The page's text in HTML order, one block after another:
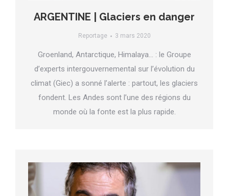
ARGENTINE | Glaciers en danger
Reportage 3 mars 2020
Groenland, Antarctique, Himalaya… : le Groupe
d’experts intergouvernemental sur l’évolution du
climat (Giec) a sonné l’alerte : partout, les glaciers
fondent. Les Andes sont l’une des régions du
monde où la fonte est la plus rapide.